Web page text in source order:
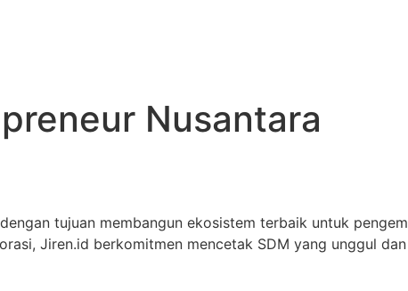
Nusantara
tujuan membangun ekosistem terbaik untuk
Jiren.id berkomitmen mencetak SDM yang unggul